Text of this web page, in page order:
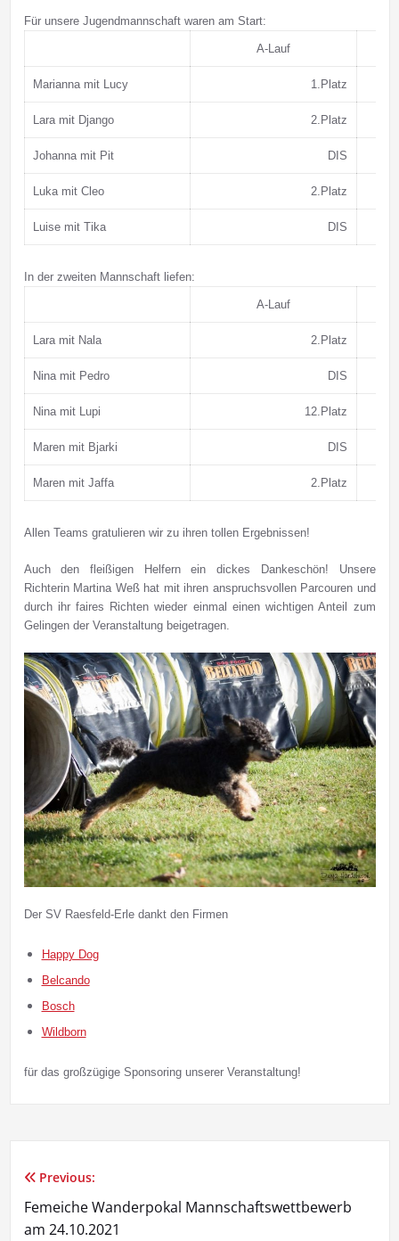
Für unsere Jugendmannschaft waren am Start:
A-Lauf
Marianna mit Lucy 1.Platz
Lara mit Django 2.Platz
Johanna mit Pit DIS
Luka mit Cleo 2.Platz
Luise mit Tika DIS
In der zweiten Mannschaft liefen:
A-Lauf
Lara mit Nala 2.Platz
Nina mit Pedro DIS
Nina mit Lupi 12.Platz
Maren mit Bjarki DIS
Maren mit Jaffa 2.Platz
Allen Teams gratulieren wir zu ihren tollen Ergebnissen!
Auch den fleißigen Helfern ein dickes Dankeschön! Unsere
Richterin Martina Weß hat mit ihren anspruchsvollen Parcouren und
durch ihr faires Richten wieder einmal einen wichtigen Anteil zum
Gelingen der Veranstaltung beigetragen.
Der SV Raesfeld-Erle dankt den Firmen
Happy Dog
Belcando
Bosch
Wildborn
für das großzügige Sponsoring unserer Veranstaltung!
Beitragsnavigation
Previous:
Femeiche Wanderpokal Mannschaftswettbewerb
am 24.10.2021